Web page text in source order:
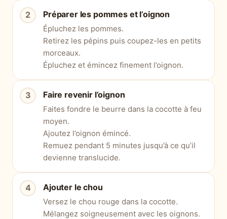
Préparer les pommes et l’oignon
Épluchez les pommes.
Retirez les pépins puis coupez-les en petits
morceaux.
Épluchez et émincez finement l’oignon.
Faire revenir l’oignon
Faites fondre le beurre dans la cocotte à feu
moyen.
Ajoutez l’oignon émincé.
Remuez pendant 5 minutes jusqu’à ce qu’il
devienne translucide.
Ajouter le chou
Versez le chou rouge dans la cocotte.
Mélangez soigneusement avec les oignons.